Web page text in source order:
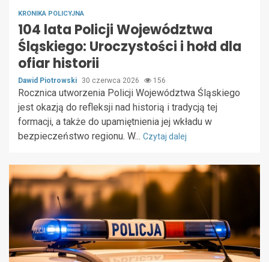
KRONIKA POLICYJNA
104 lata Policji Województwa
Śląskiego: Uroczystości i hołd dla
ofiar historii
Dawid Piotrowski 30 czerwca 2026 156
Rocznica utworzenia Policji Województwa Śląskiego
jest okazją do refleksji nad historią i tradycją tej
formacji, a także do upamiętnienia jej wkładu w
bezpieczeństwo regionu. W... Czytaj dalej